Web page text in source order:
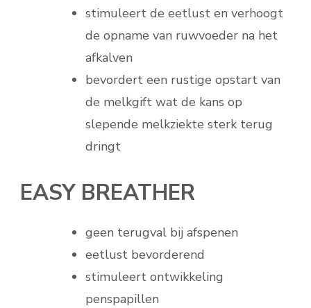
stimuleert de eetlust en verhoogt
de opname van ruwvoeder na het
afkalven
bevordert een rustige opstart van
de melkgift wat de kans op
slepende melkziekte sterk terug
dringt
EASY BREATHER
geen terugval bij afspenen
eetlust bevorderend
stimuleert ontwikkeling
penspapillen